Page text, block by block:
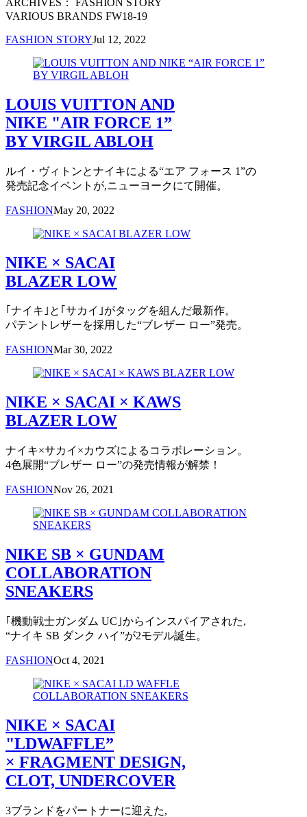
VARIOUS BRANDS FW18-19
FASHION STORYJul 12, 2022
LOUIS VUITTON AND
NIKE "AIR FORCE 1”
BY VIRGIL ABLOH
ルイ・ヴィトンとナイキによる“エア フォース 1”の
発売記念イベントが,ニューヨークにて開催。
FASHIONMay 20, 2022
NIKE × SACAI
BLAZER LOW
｢ナイキ｣と｢サカイ｣がタッグを組んだ最新作。
パテントレザーを採用した“ブレザー ロー”発売。
FASHIONMar 30, 2022
NIKE × SACAI × KAWS
BLAZER LOW
ナイキ×サカイ×カウズによるコラボレーション。
4色展開“ブレザー ロー”の発売情報が解禁！
FASHIONNov 26, 2021
NIKE SB × GUNDAM
COLLABORATION
SNEAKERS
｢機動戦士ガンダム UC｣からインスパイアされた,
“ナイキ SB ダンク ハイ”が2モデル誕生。
FASHIONOct 4, 2021
NIKE × SACAI
"LDWAFFLE”
× FRAGMENT DESIGN,
CLOT, UNDERCOVER
3ブランドをパートナーに迎えた,